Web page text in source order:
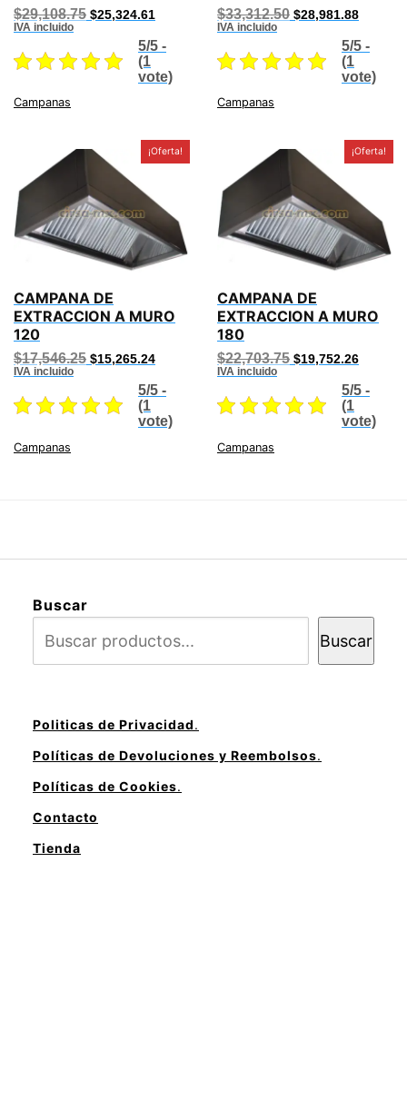
$29,108.75 Original
price
$29,108.75.
$25,324.61
price
is:
$25,324.61.
IVA incluido
5/5 -
(1
vote)
Campanas
$33,312.50 Original
price
$33,312.50.
$28,981.88
price
is:
IVA incluido
5/5 -
(1
vote)
Campanas
¡Oferta!
CAMPANA DE
EXTRACCION A MURO
120
$17,546.25 Original
$17,546.25.
$15,265.24
is:
$15,265.24.
IVA incluido
5/5 -
(1
vote)
Campanas
¡Oferta!
CAMPANA DE
EXTRACCION A MURO
180
$22,703.75 Original
$22,703.75.
$19,752.26
is:
IVA incluido
5/5 -
(1
vote)
Campanas
Buscar
Buscar
Politicas de Privacidad.
Políticas de Devoluciones y Reembolsos.
Políticas de Cookies.
Contacto
Tienda